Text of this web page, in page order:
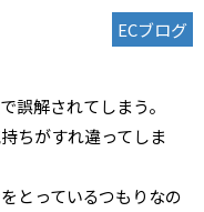
ECブログ
誤解されてしまう。
ちがすれ違ってしま
とっているつもりなの